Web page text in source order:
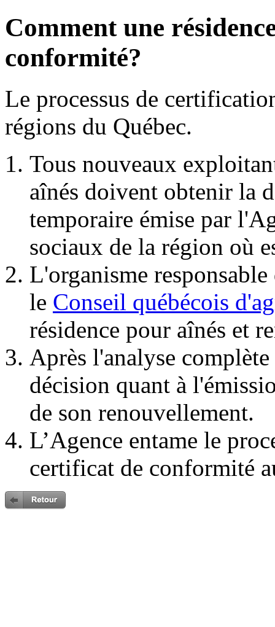
Comment une
conformité?
Le processus de
régions du Québec.
Tous nouveaux
aînés doivent obtenir la
temporaire émise par
sociaux de la région où
L'organisme
le Conseil québécois
résidence pour aînés et
Après l'analyse
décision quant à
de son renouvellement.
L’Agence entame le
certificat de conformité